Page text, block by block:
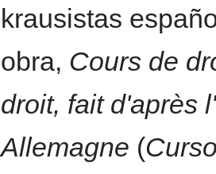
krausistas
obra, Cours de
droit, fait d'après
Allemagne (